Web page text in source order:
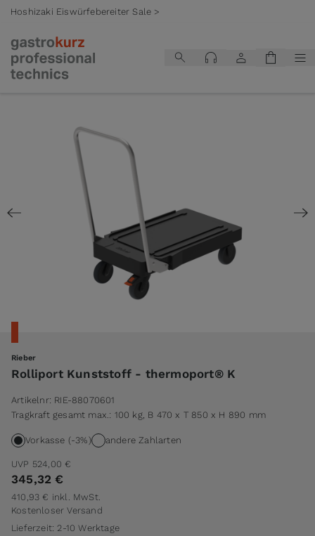
Hoshizaki Eiswürfebereiter Sale >
Rieber
Rolliport Kunststoff - thermoport® K
Artikelnr: RIE-88070601
Tragkraft gesamt max.: 100 kg, B 470 x T 850 x H 890 mm
Vorkasse (-3%) andere Zahlarten
UVP 524,00 €
345,32 €
410,93 € inkl. MwSt.
Kostenloser Versand
Lieferzeit: 2-10 Werktage